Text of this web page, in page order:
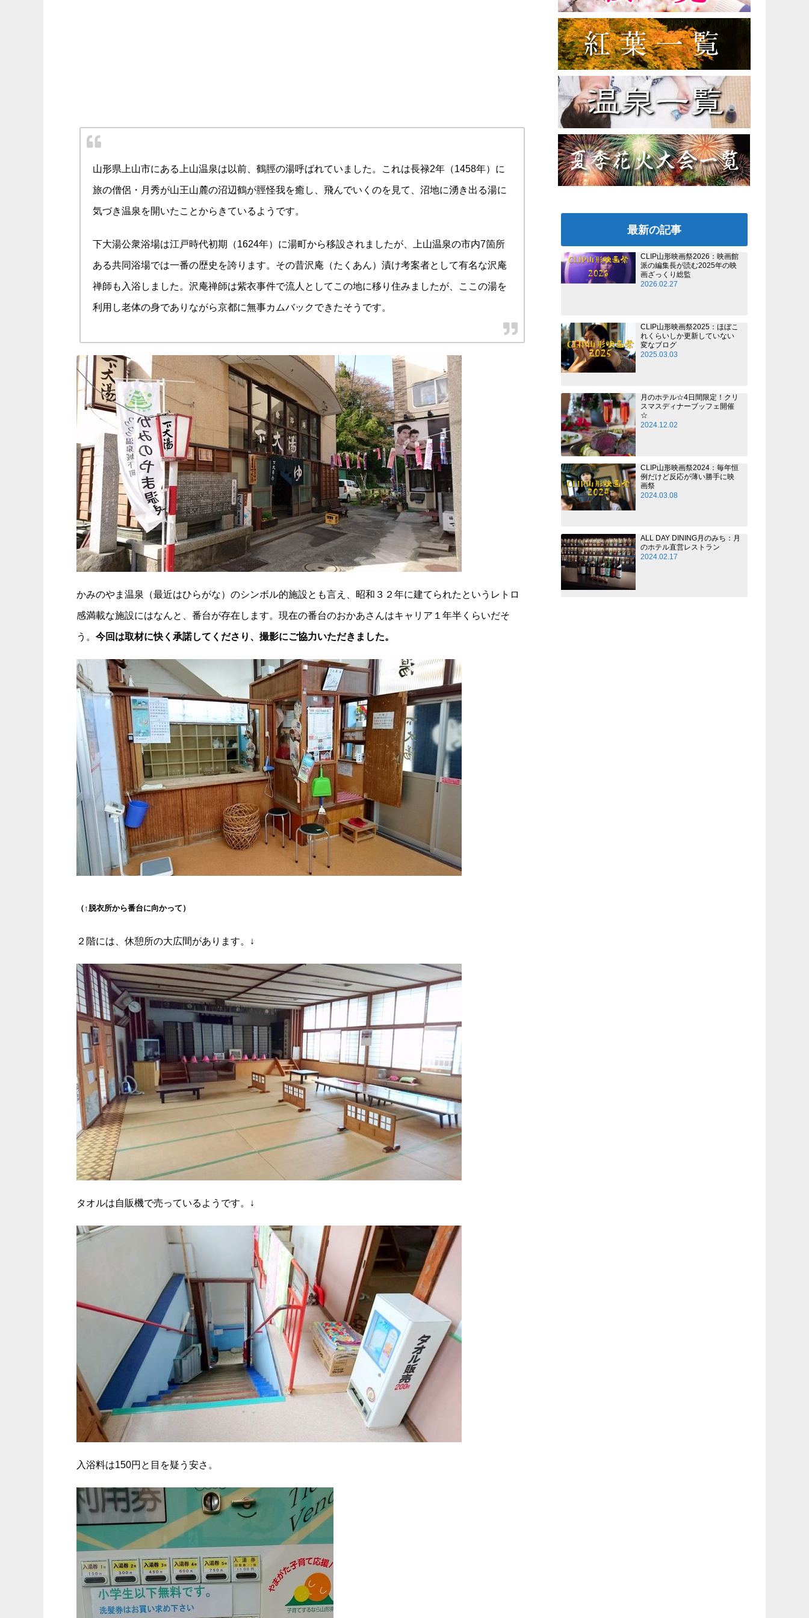
山形県上山市にある上山温泉は以前、鶴脛の湯呼ばれていました。これは長禄2年（1458年）に
旅の僧侶・月秀が山王山麓の沼辺鶴が脛怪我を癒し、飛んでいくのを見て、沼地に湧き出る湯に
気づき温泉を開いたことからきているようです。
下大湯公衆浴場は江戸時代初期（1624年）に湯町から移設されましたが、上山温泉の市内7箇所
ある共同浴場では一番の歴史を誇ります。その昔沢庵（たくあん）漬け考案者として有名な沢庵
禅師も入浴しました。沢庵禅師は紫衣事件で流人としてこの地に移り住みましたが、ここの湯を
利用し老体の身でありながら京都に無事カムバックできたそうです。
かみのやま温泉（最近はひらがな）のシンボル的施設とも言え、昭和３２年に建てられたというレトロ
感満載な施設にはなんと、番台が存在します。現在の番台のおかあさんはキャリア１年半くらいだそ
う。 今回は取材に快く承諾してくださり、撮影にご協力いただきました。
（↑脱衣所から番台に向かって）
２階には、休憩所の大広間があります。↓
タオルは自販機で売っているようです。↓
入浴料は150円と目を疑う安さ。
最新の記事
CLIP山形映画祭2026：映画館
派の編集長が読む2025年の映
画ざっくり総監
2026.02.27
CLIP山形映画祭2025：ほぼこ
れくらいしか更新していない
変なブログ
2025.03.03
月のホテル☆4日間限定！クリ
スマスディナーブッフェ開催
☆
2024.12.02
CLIP山形映画祭2024：毎年恒
例だけど反応が薄い勝手に映
画祭
2024.03.08
ALL DAY DINING月のみち：月
のホテル直営レストラン
2024.02.17